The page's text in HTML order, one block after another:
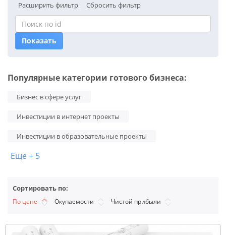
Расширить фильтр Сбросить фильтр
Показать
Популярные категории готового бизнеса:
Бизнес в сфере услуг
Инвестиции в интернет проекты
Инвестиции в образовательные проекты
Еще + 5
Сортировать по:
По цене Окупаемости Чистой прибыли